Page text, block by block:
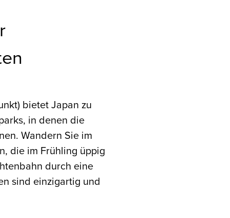
bietet Japan zu
in denen die
Wandern Sie im
die im Frühling üppig
durch eine
sind einzigartig und